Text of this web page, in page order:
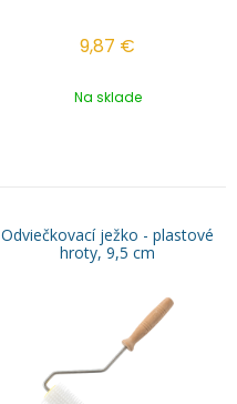
9,87 €
Na sklade
Odviečkovací ježko - plastové
hroty, 9,5 cm